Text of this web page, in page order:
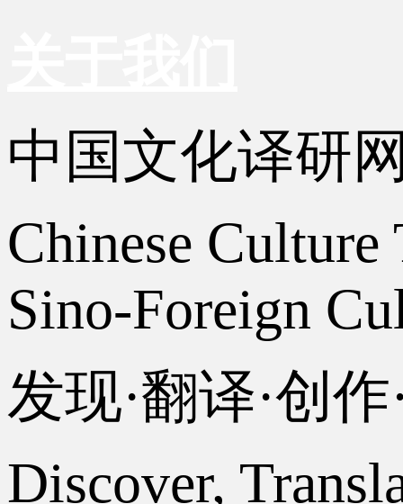
中国文化译研
Chinese
Sino-Foreign
发现·翻译·创
Discover,